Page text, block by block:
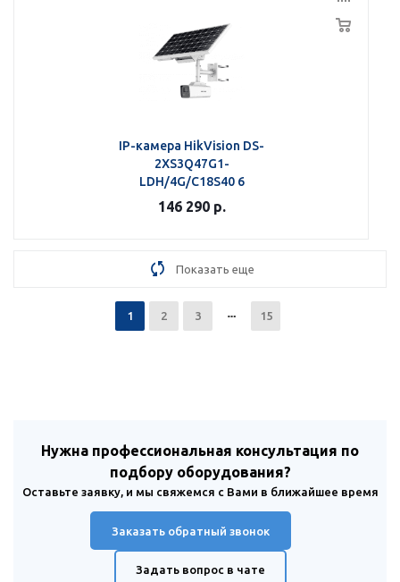
IP-камера HikVision DS-
2XS3Q47G1-
LDH/4G/C18S40 6
146 290р.
Показать еще
1 2 3 15
Нужна профессиональная консультация по
подбору оборудования?
Оставьте заявку, и мы свяжемся с Вами в ближайшее время
Заказать обратный звонок
Задать вопрос в чате